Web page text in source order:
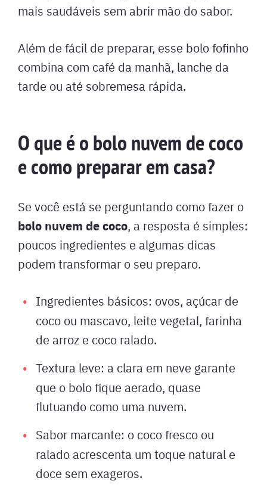
mais saudáveis sem abrir mão do sabor.
Além de fácil de preparar, esse bolo fofinho
combina com café da manhã, lanche da
tarde ou até sobremesa rápida.
O que é o bolo nuvem de coco
e como preparar em casa?
Se você está se perguntando como fazer o
bolo nuvem de coco, a resposta é simples:
poucos ingredientes e algumas dicas
podem transformar o seu preparo.
Ingredientes básicos: ovos, açúcar de
coco ou mascavo, leite vegetal, farinha
de arroz e coco ralado.
Textura leve: a clara em neve garante
que o bolo fique aerado, quase
flutuando como uma nuvem.
Sabor marcante: o coco fresco ou
ralado acrescenta um toque natural e
doce sem exageros.